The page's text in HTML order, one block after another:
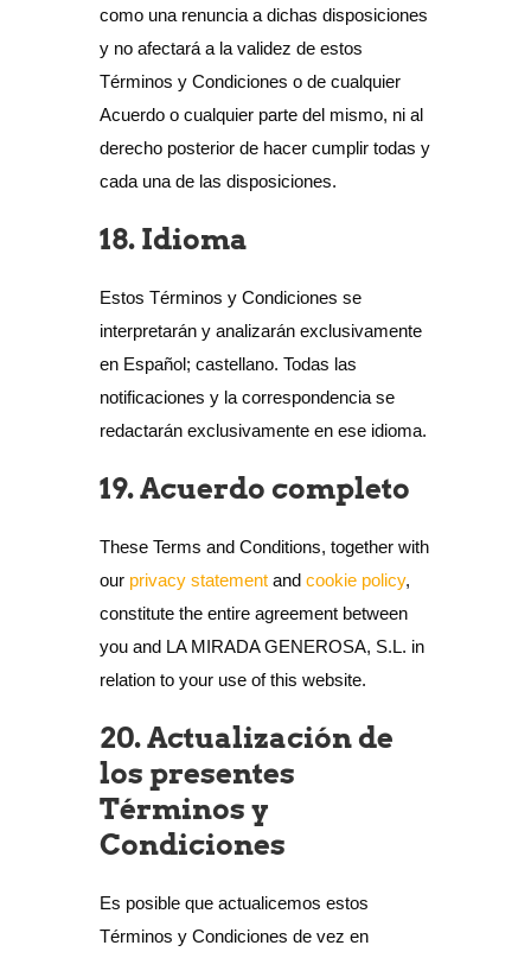
como una renuncia a dichas disposiciones
y no afectará a la validez de estos
Términos y Condiciones o de cualquier
Acuerdo o cualquier parte del mismo, ni al
derecho posterior de hacer cumplir todas y
cada una de las disposiciones.
18. Idioma
Estos Términos y Condiciones se
interpretarán y analizarán exclusivamente
en Español; castellano. Todas las
notificaciones y la correspondencia se
redactarán exclusivamente en ese idioma.
19. Acuerdo completo
These Terms and Conditions, together with
our privacy statement and cookie policy,
constitute the entire agreement between
you and LA MIRADA GENEROSA, S.L. in
relation to your use of this website.
20. Actualización de
los presentes
Términos y
Condiciones
Es posible que actualicemos estos
Términos y Condiciones de vez en